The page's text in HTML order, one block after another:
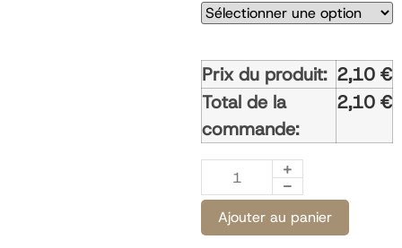
Prix du produit: 2,10 €
Total de la
commande:
2,10 €
Ajouter au panier